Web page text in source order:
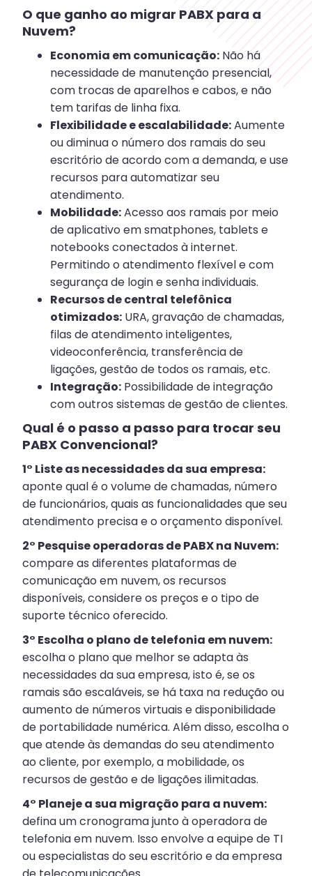
O que ganho ao migrar PABX para a
Nuvem?
Economia em comunicação: Não há
necessidade de manutenção presencial,
com trocas de aparelhos e cabos, e não
tem tarifas de linha fixa.
Flexibilidade e escalabilidade:Aumente
ou diminua o número dos ramais do seu
escritório de acordo com a demanda, e use
recursos para automatizar seu
atendimento.
Mobilidade:Acesso aos ramais por meio
de aplicativo em smatphones, tablets e
notebooks conectados à internet.
Permitindo o atendimento flexível e com
segurança de login e senha individuais.
Recursos de central telefônica
otimizados: URA, gravação de chamadas,
filas de atendimento inteligentes,
videoconferência, transferência de
ligações, gestão de todos os ramais, etc.
Integração: Possibilidade de integração
com outros sistemas de gestão de clientes.
Qual é o passo a passo para trocar seu
PABX Convencional?
1° Liste as necessidades da sua empresa:
aponte qual é o volume de chamadas, número
de funcionários, quais as funcionalidades que seu
atendimento precisa e o orçamento disponível.
2° Pesquise operadoras de PABX na Nuvem:
compare as diferentes plataformas de
comunicação em nuvem, os recursos
disponíveis, considere os preços e o tipo de
suporte técnico oferecido.
3° Escolha o plano de telefonia em nuvem:
escolha o plano que melhor se adapta às
necessidades da sua empresa, isto é, se os
ramais são escaláveis, se há taxa na redução ou
aumento de números virtuais e disponibilidade
de portabilidade numérica. Além disso, escolha o
que atende às demandas do seu atendimento
ao cliente, por exemplo, a mobilidade, os
recursos de gestão e de ligações ilimitadas.
4° Planeje a sua migração para a nuvem:
defina um cronograma junto à operadora de
telefonia em nuvem. Isso envolve a equipe de TI
ou especialistas do seu escritório e da empresa